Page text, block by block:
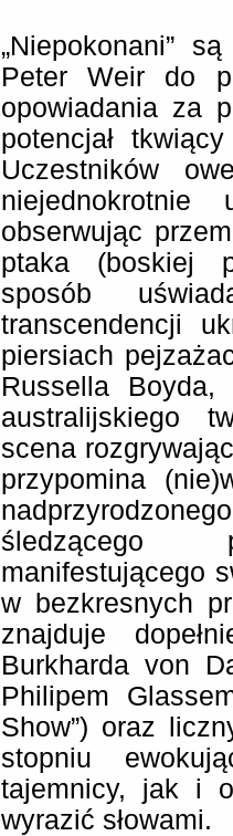
„Niepokonani”
Peter Weir do
opowiadania za
potencjał
Uczestników
obserwując
ptaka (boskiej
sposób
transcendencji
piersiach
Russella Boyda,
australijskiego
scena
przypomina
śledzącego
manifestującego
w bezkresnych
znajduje
Burkharda von
Philipem
Show”) oraz
stopniu
tajemnicy, jak i
wyrazić słowami.